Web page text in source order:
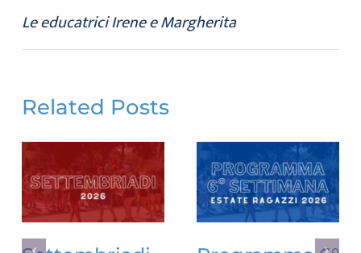
Le educatrici Irene e Margherita
Related Posts